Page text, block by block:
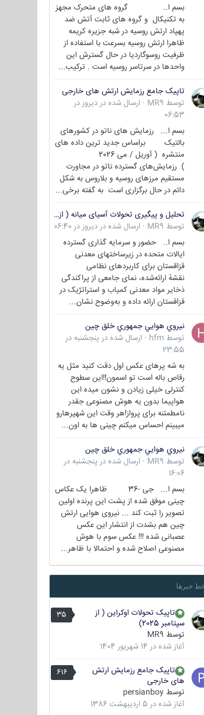
بسم ا.. گروه های متحرک مجهز
به تکنیکال و گروه های ثابت آتش ضد
پهپاد ارتش روسیه در شبه جزیره کریمه
ظاهرا ارتش روسیه بسرعت با استفاده از
ظرفیت روسوگاردیا در حال گسترش این
واحدها در سرتاسر روسیه است . ترکیب...
تاپیک جامع رزمایش ارتش های خارجی
توسط MR9
· ارسال شده در دیروز در
06:53
بسم ا... رزمایش های ناتو در کشورهای
بالتیک براساس جدید ترین داده های
منتشره ( آوریل / می 2026
) رزمایش‌های گسترده ناتو در مجاورت
مستقیم مرزهای روسیه و بلاروس به شکل
دائم در حال برگزاری است به گفته برخی...
تحلیل و پیگیری تحولات آسیای میانه ( ازبکستان، تاجیکستان، ترکمنستان، قزاقستان و قرقیزستان )
توسط MR9
· ارسال شده در دیروز در 06:40
بسم ا.. حضور و سرمایه گذاری گسترده
ایالات متحده در زیرساختهای معدنی
قزاقستان برای کاربردهای نظامی
نقشهٔ ارائه‌شده، نمای جامعی از پراکندگی
ذخایر مواد معدنی کمیاب و استراتژیک در
قزاقستان ارائه داده و به‌وضوح نشان...
نيروي هوايي جمهوري خلق چين
توسط hfm
· ارسال شده در پنجشنبه در
23:55
به شه پرهای عکس اول دقت کنید مثل یه
رقاص باله است تو اسمون!!این سطوح
کنترلی خیلی زیادن و نشون میده این
هواپیما بدون یه هوش مصنوعی جقدر
نامطمئنه برای پرواز!هر وقت این شهپرهارو
میبینم احساس میکنم چینی ها به اون...
نيروي هوايي جمهوري خلق چين
توسط MR9
· ارسال شده در پنجشنبه در
16:06
بسم ا... جی -36 ظاهرا یک عکاس
چینی موفق شده از پشت این پرنده اولین
تصویر را ثبت کند ... نیروی هوایی ارتش
چین هم بشدت از انتشار این عکس
عصبانی شده !!! عکس سوم با هوش
مصنوعی اصلاح شده و احتمالا با ظاهر...
خبرها
35
تاپیک تحولات اوکراین ( از
سپتامبر 2025)
توسط MR9
آغاز شده در 14 شهریور 1404
616
تاپیک جامع رزمایش ارتش
های خارجی
توسط persianboy
آغاز شده در 5 اردیبهشت 1386